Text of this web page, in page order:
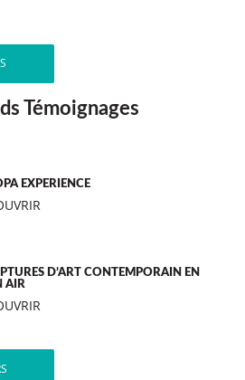
Témoignages
EXPERIENCE
D’ART CONTEMPORAIN EN
AIR